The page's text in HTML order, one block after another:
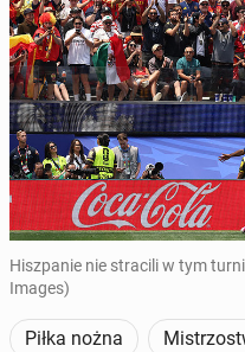
Hiszpanie nie stracili w tym
Images)
Piłka nożna